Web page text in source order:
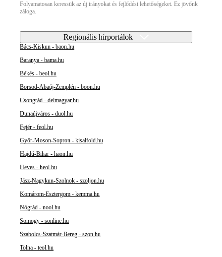
Folyamatosan keressük az új irányokat és fejlődési lehetőségeket. Ez jövőnk
záloga.
Regionális hírportálok
Bács-Kiskun - baon.hu
Baranya - bama.hu
Békés - beol.hu
Borsod-Abaúj-Zemplén - boon.hu
Csongrád - delmagyar.hu
Dunaújváros - duol.hu
Fejér - feol.hu
Győr-Moson-Sopron - kisalfold.hu
Hajdú-Bihar - haon.hu
Heves - heol.hu
Jász-Nagykun-Szolnok - szoljon.hu
Komárom-Esztergom - kemma.hu
Nógrád - nool.hu
Somogy - sonline.hu
Szabolcs-Szatmár-Bereg - szon.hu
Tolna - teol.hu